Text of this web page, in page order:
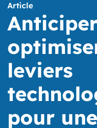
Article
leviers
pour